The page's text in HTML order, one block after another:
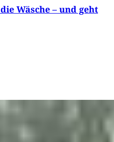
Wäsche – und geht